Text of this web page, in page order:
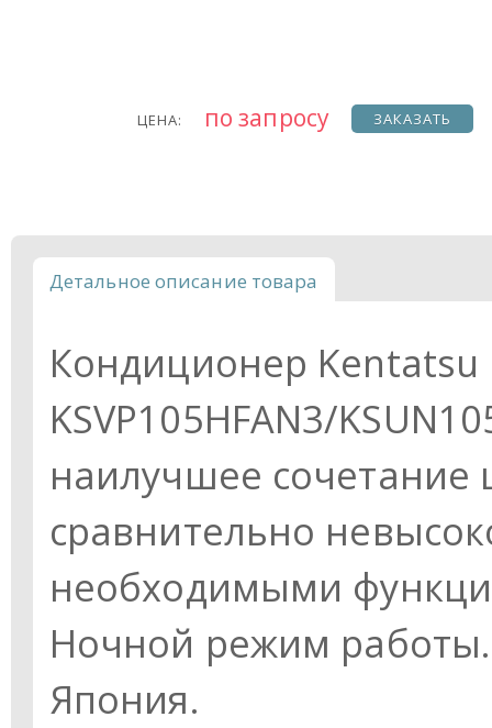
ЦЕНА: по запросу ЗАКАЗАТЬ
Детальное описание товара
Кондиционер Kentatsu
KSVP105HFAN3/
наилучшее сочетание
сравнительно
необходимыми
Ночной режим
Япония.